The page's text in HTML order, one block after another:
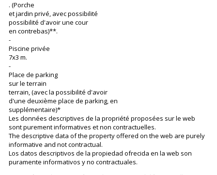
. (Porche
et jardin privé, avec possibilité
possibilité d'avoir une cour
en contrebas)**.
-
Piscine privée
7x3 m.
-
Place de parking
sur le terrain
terrain, (avec la possibilité d'avoir
d'une deuxième place de parking, en
supplémentaire)*
Les données descriptives de la propriété proposées sur le web
sont purement informatives et non contractuelles.
The descriptive data of the property offered on the web are purely
informative and not contractual.
Los datos descriptivos de la propiedad ofrecida en la web son
puramente informativos y no contractuales.